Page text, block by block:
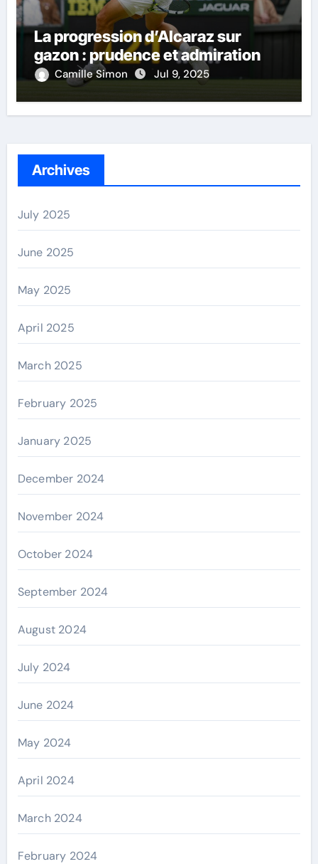
La progression d’Alcaraz sur
gazon : prudence et admiration
Camille Simon Jul 9, 2025
Archives
July 2025
June 2025
May 2025
April 2025
March 2025
February 2025
January 2025
December 2024
November 2024
October 2024
September 2024
August 2024
July 2024
June 2024
May 2024
April 2024
March 2024
February 2024